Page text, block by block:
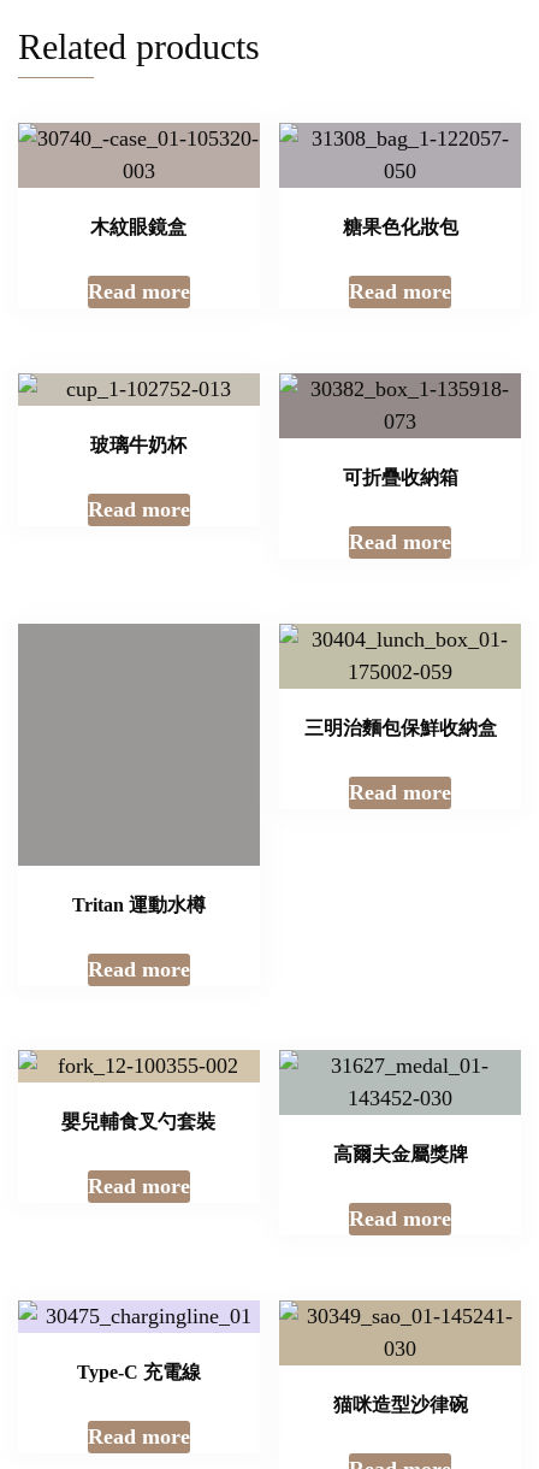
Related products
木紋眼鏡盒
Read more
糖果色化妝包
Read more
玻璃牛奶杯
Read more
可折疊收納箱
Read more
三明治麵包保鮮收納盒
Read more
Type-C 充電線
猫咪造型沙律碗